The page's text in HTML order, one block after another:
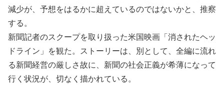
減少が、予想をはるかに超えているのではないかと、推察
する。
新聞記者のスクープを取り扱った米国映画「消されたヘッ
ドライン」を観た。ストーリーは、別として、全編に流れ
る新聞経営の厳しさ故に、新聞の社会正義が希薄になって
行く状況が、切なく描かれている。